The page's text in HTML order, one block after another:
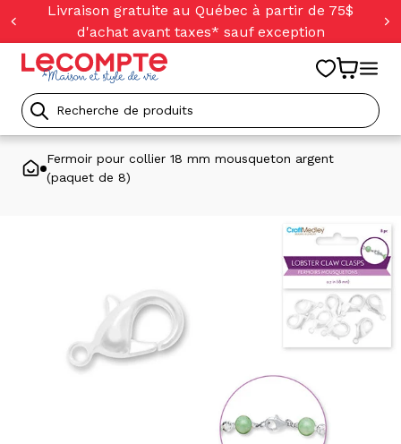
Livraison gratuite au Québec à partir de 75$
d'achat avant taxes* sauf exception
Recherche
de
produits
Fermoir pour collier 18 mm mousqueton argent
(paquet de 8)